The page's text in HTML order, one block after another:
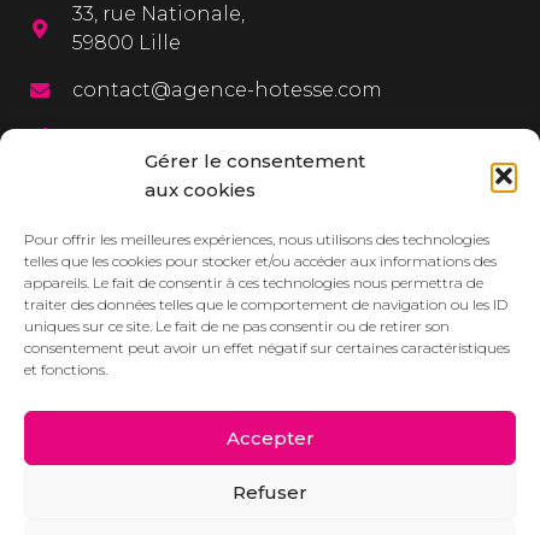
Gérer le consentement
aux cookies
Pour offrir les meilleures expériences, nous utilisons des technologies
telles que les cookies pour stocker et/ou accéder aux informations des
appareils. Le fait de consentir à ces technologies nous permettra de
traiter des données telles que le comportement de navigation ou les ID
uniques sur ce site. Le fait de ne pas consentir ou de retirer son
consentement peut avoir un effet négatif sur certaines caractéristiques
et fonctions.
Accepter
Refuser
33, rue Nationale,
59800 Lille
contact@agence-hotesse.com
03 20 12 72 65
06 67 92 99 72
MENU
L’agence
Services
Dressbook
Réalisations